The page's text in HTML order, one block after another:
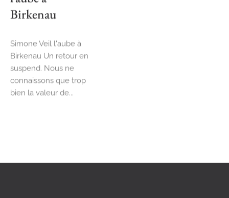
Birkenau
Simone Veil l'aube à
Birkenau Un retour en
suspend. Nous ne
connaissons que trop
bien la valeur de...